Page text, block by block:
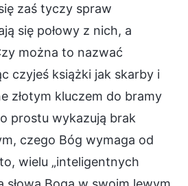
zaś tyczy spraw
się połowy z nich, a
można to nazwać
czyjeś książki jak skarby i
złotym kluczem do bramy
prostu wykazują brak
czego Bóg wymaga od
wielu „inteligentnych